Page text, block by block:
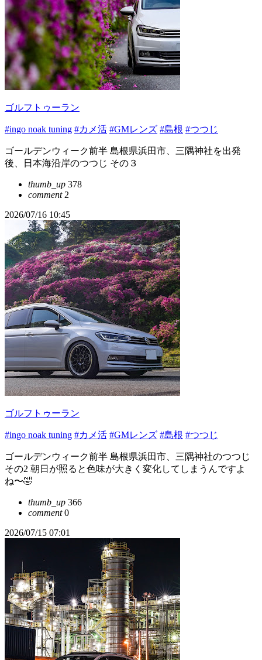
ゴルフトゥーラン
#ingo noak tuning #カメ活 #GMレンズ #島根 #つつじ
ゴールデンウィーク前半 島根県浜田市、三隅神社を出発
後、日本海沿岸のつつじ その３
thumb_up 378
comment2
2026/07/16 10:45
ゴルフトゥーラン
#ingo noak tuning #カメ活 #GMレンズ #島根 #つつじ
ゴールデンウィーク前半 島根県浜田市、三隅神社のつつじ
その2 朝日が照ると色味が大きく変化してしまうんですよ
ね〜🤣
thumb_up 366
comment0
2026/07/15 07:01